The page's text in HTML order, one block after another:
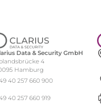
Data & Security GmbH
4
Hamburg
40 257 660 900
40 257 660 919